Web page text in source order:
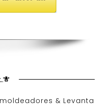
& Levanta